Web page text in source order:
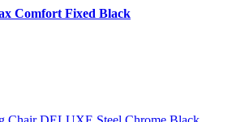
Comfort Fixed Black